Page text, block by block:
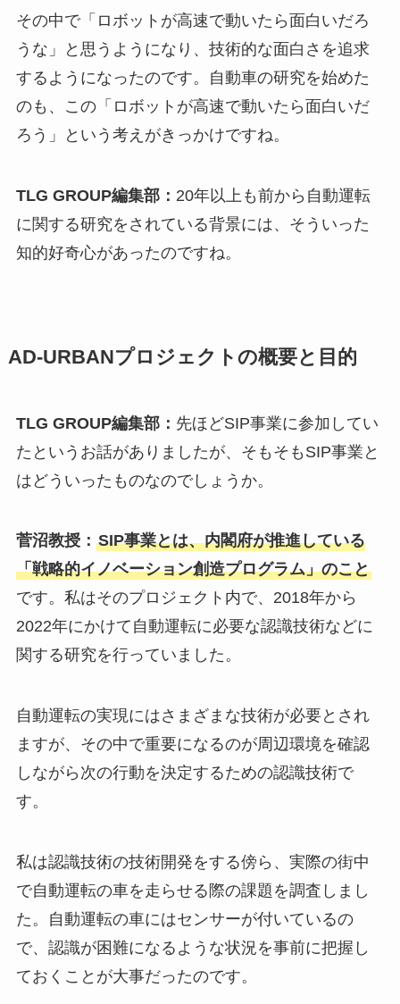
その中で「ロボットが高速で動いたら面白いだろ
うな」と思うようになり、技術的な面白さを追求
するようになったのです。自動車の研究を始めた
のも、この「ロボットが高速で動いたら面白いだ
ろう」という考えがきっかけですね。
TLG GROUP編集部： 20年以上も前から自動運転
に関する研究をされている背景には、そういった
知的好奇心があったのですね。
AD-URBANプロジェクトの概要と目的
TLG GROUP編集部： 先ほどSIP事業に参加してい
たというお話がありましたが、そもそもSIP事業と
はどういったものなのでしょうか。
菅沼教授： SIP事業とは、内閣府が推進している
「戦略的イノベーション創造プログラム」のこと
です。私はそのプロジェクト内で、2018年から
2022年にかけて自動運転に必要な認識技術などに
関する研究を行っていました。
自動運転の実現にはさまざまな技術が必要とされ
ますが、その中で重要になるのが周辺環境を確認
しながら次の行動を決定するための認識技術で
す。
私は認識技術の技術開発をする傍ら、実際の街中
で自動運転の車を走らせる際の課題を調査しまし
た。自動運転の車にはセンサーが付いているの
で、認識が困難になるような状況を事前に把握し
ておくことが大事だったのです。